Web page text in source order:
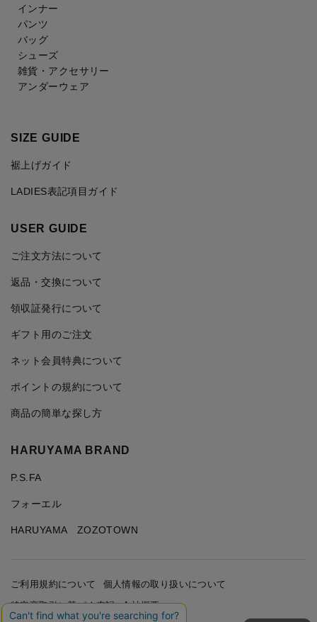
インナー
パンツ
バッグ
シューズ
雑貨・アクセサリー
アンダーウェア
SIZE GUIDE
裾上げガイド
LADIES表記項目ガイド
USER GUIDE
ご注文方法について
返品・交換について
領収証発行について
ギフト用のご注文
ネット会員特典について
ポイントの規約について
商品の簡単な探し方
HARUYAMA BRAND
P.S.FA
フォーエル
HARUYAMA ZOZOTOWN
ご利用規約について
個人情報の取り扱いについて
特定商取引に基づく表記
会社概要